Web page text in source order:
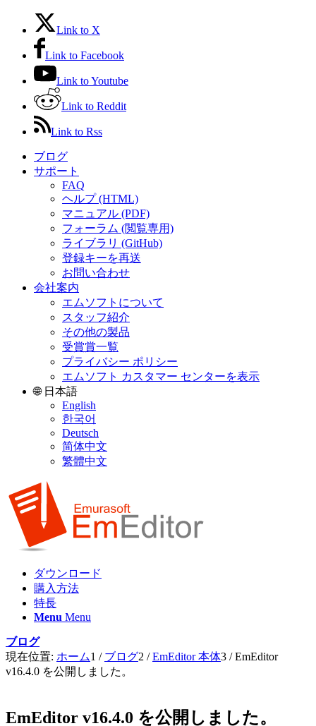
Link to X
Link to Facebook
Link to Youtube
Link to Reddit
Link to Rss
ブログ
サポート
FAQ
ヘルプ (HTML)
マニュアル (PDF)
フォーラム (閲覧専用)
ライブラリ (GitHub)
登録キーを再送
お問い合わせ
会社案内
エムソフトについて
スタッフ紹介
その他の製品
受賞賞一覧
プライバシー ポリシー
エムソフト カスタマー センターを表示
🌐 日本語
English
한국어
Deutsch
简体中文
繁體中文
ダウンロード
購入方法
特長
Menu Menu
ブログ
現在位置: ホーム1 / ブログ2 / EmEditor 本体3 / EmEditor
v16.4.0 を公開しました。
EmEditor v16.4.0 を公開しました。